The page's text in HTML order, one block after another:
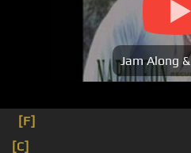
Jam Along
[F]
[C]